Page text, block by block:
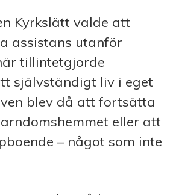
Kyrkslätt valde att
assistans utanför
till­int­etgjorde
självständigt liv i eget
blev då att fortsätta
eller att
– något som inte